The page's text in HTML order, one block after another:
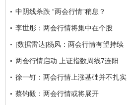
中阴线杀跌 “两会行情”稍息？
李世彤：两会行情将集中在个股
[数据雷达]杨风：两会行情有望持续
两会行情启动 上证指数周线7连阳
徐一钉：两会行情上涨基础并不扎实
蔡钧毅：两会行情或将展开